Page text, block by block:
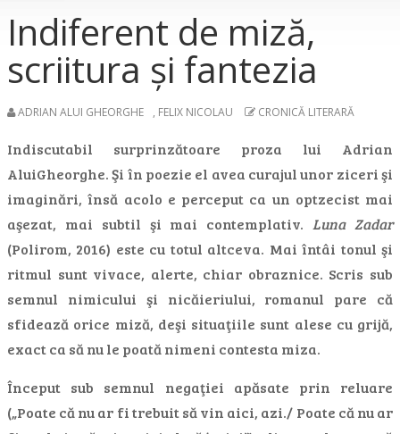
Indiferent de miză,
scriitura şi fantezia
ADRIAN ALUI GHEORGHE , FELIX NICOLAU CRONICĂ LITERARĂ
Indiscutabil surprinzătoare proza lui Adrian
AluiGheorghe. Şi în poezie el avea curajul unor ziceri şi
imaginări, însă acolo e perceput ca un optzecist mai
aşezat, mai subtil şi mai contemplativ. Luna Zadar
(Polirom, 2016) este cu totul altceva. Mai întâi tonul şi
ritmul sunt vivace, alerte, chiar obraznice. Scris sub
semnul nimicului şi nicăieriului, romanul pare că
sfidează orice miză, deşi situaţiile sunt alese cu grijă,
exact ca să nu le poată nimeni contesta miza.
Început sub semnul negaţiei apăsate prin reluare
(„Poate că nu ar fi trebuit să vin aici, azi./ Poate că nu ar